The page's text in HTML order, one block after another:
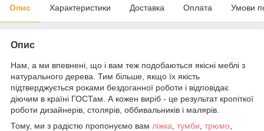
Опис Характеристики Доставка Оплата Умови
Опис
Нам, а ми впевнені, що і вам теж подобаються якісні меблі з
натурального дерева. Тим більше, якщо їх якість
підтверджується роками бездоганної роботи і відповідає
діючим в країні ГОСТам. А кожен виріб - це результат кропіткої
роботи дизайнерів, столярів, оббивальників і малярів.
Тому, ми з радістю пропонуємо вам ліжка тумби трюмо